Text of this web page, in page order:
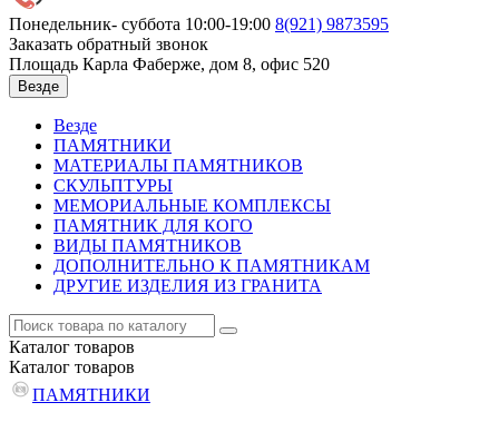
Понедельник- суббота 10:00-19:00 8(921) 9873595
Заказать обратный звонок
Площадь Карла Фаберже, дом 8, офис 520
Везде
Везде
ПАМЯТНИКИ
МАТЕРИАЛЫ ПАМЯТНИКОВ
СКУЛЬПТУРЫ
МЕМОРИАЛЬНЫЕ КОМПЛЕКСЫ
ПАМЯТНИК ДЛЯ КОГО
ВИДЫ ПАМЯТНИКОВ
ДОПОЛНИТЕЛЬНО К ПАМЯТНИКАМ
ДРУГИЕ ИЗДЕЛИЯ ИЗ ГРАНИТА
Каталог товаров
Каталог товаров
ПАМЯТНИКИ